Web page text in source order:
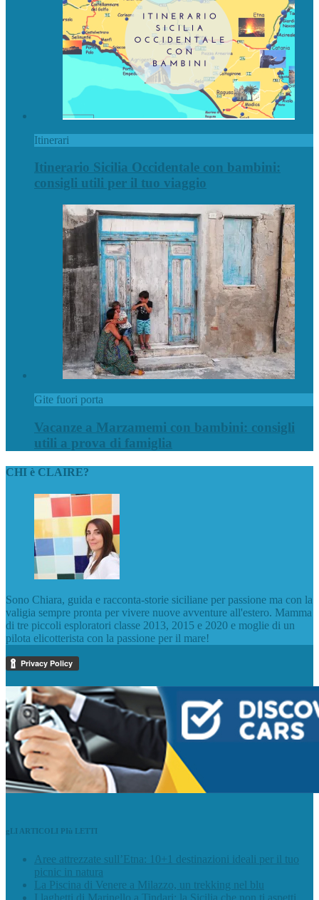
Itinerari
Itinerario Sicilia Occidentale con bambini:
consigli utili per il tuo viaggio
Gite fuori porta
Vacanze a Marzamemi con bambini: consigli
utili a prova di famiglia
CHI è CLAIRE?
Sono Chiara, guida e racconta-storie siciliane per passione ma con la
valigia sempre pronta per vivere nuove avventure all'estero. Mamma
di tre piccoli esploratori classe 2013, 2015 e 2020 e moglie di un
pilota elicotterista con la passione per il mare!
gLI ARTICOLI PIù LETTI
Aree attrezzate sull’Etna: 10+1 destinazioni ideali per il tuo
picnic in natura
La Piscina di Venere a Milazzo, un trekking nel blu